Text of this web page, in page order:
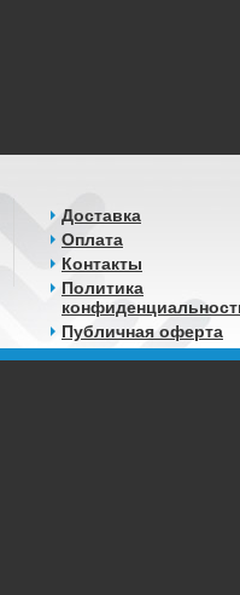
Доставка
Оплата
Контакты
Политика
Публичная оферта